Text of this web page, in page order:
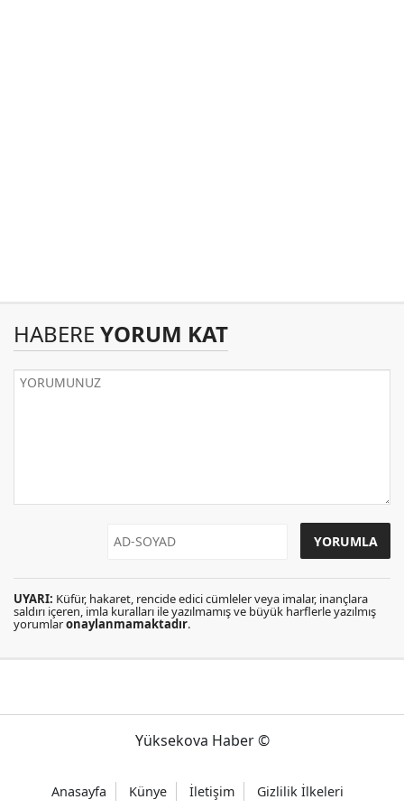
HABERE YORUM KAT
UYARI: Küfür, hakaret, rencide edici cümleler veya imalar, inançlara
saldırı içeren, imla kuralları ile yazılmamış ve büyük harflerle yazılmış
yorumlaronaylanmamaktadır.
Yüksekova Haber ©
Anasayfa Künye İletişim Gizlilik İlkeleri